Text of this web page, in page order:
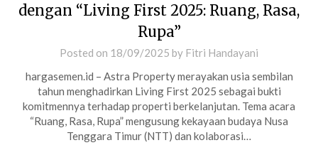
dengan “Living First 2025: Ruang, Rasa,
Rupa”
Posted on 18/09/2025 by Fitri Handayani
hargasemen.id – Astra Property merayakan usia sembilan
tahun menghadirkan Living First 2025 sebagai bukti
komitmennya terhadap properti berkelanjutan. Tema acara
“Ruang, Rasa, Rupa” mengusung kekayaan budaya Nusa
Tenggara Timur (NTT) dan kolaborasi…